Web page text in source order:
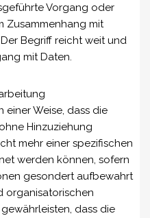
Vorgang oder
Zusammenhang mit
Begriff reicht weit und
mit Daten.
Weise, dass die
Hinzuziehung
mehr einer spezifischen
werden können, sofern
gesondert aufbewahrt
organisatorischen
dass die